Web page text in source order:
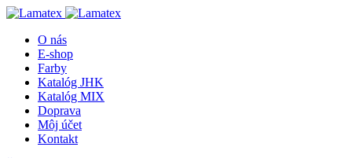
O nás
E-shop
Farby
Katalóg JHK
Katalóg MIX
Doprava
Môj účet
Kontakt